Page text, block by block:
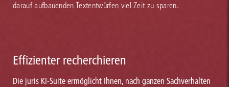
darauf aufbauenden Textentwürfen viel Zeit zu sparen.
Effizienter recherchieren
Die juris KI-Suite ermöglicht Ihnen, nach ganzen Sachverhalten